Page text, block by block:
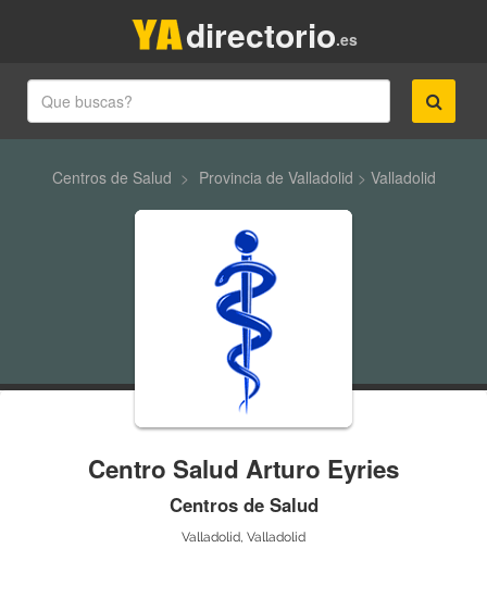
.es
directorio
Centros de Salud > Provincia de Valladolid > Valladolid
Centro Salud Arturo Eyries
Centros de Salud
Valladolid, Valladolid